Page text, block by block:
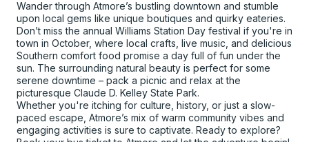
Wander through Atmore’s bustling downtown and stumble
upon local gems like unique boutiques and quirky eateries.
Don’t miss the annual Williams Station Day festival if you're in
town in October, where local crafts, live music, and delicious
Southern comfort food promise a day full of fun under the
sun. The surrounding natural beauty is perfect for some
serene downtime – pack a picnic and relax at the
picturesque Claude D. Kelley State Park.
Whether you're itching for culture, history, or just a slow-
paced escape, Atmore’s mix of warm community vibes and
engaging activities is sure to captivate. Ready to explore?